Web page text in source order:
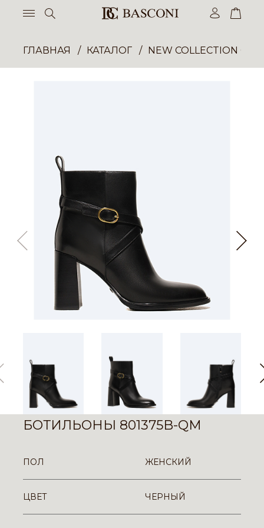
ГЛАВНАЯ КАТАЛОГ NEW COLLECTION
БОТИЛЬОНЫ 801375B-QM
ПОЛ ЖЕНСКИЙ
ЦВЕТ ЧЕРНЫЙ